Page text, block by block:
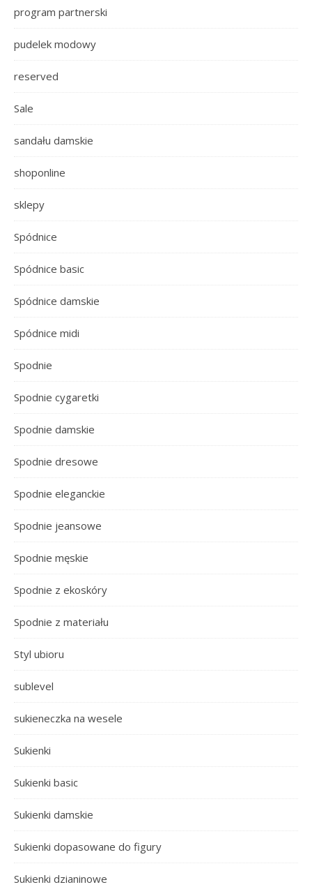
program partnerski
pudelek modowy
reserved
Sale
sandału damskie
shoponline
sklepy
Spódnice
Spódnice basic
Spódnice damskie
Spódnice midi
Spodnie
Spodnie cygaretki
Spodnie damskie
Spodnie dresowe
Spodnie eleganckie
Spodnie jeansowe
Spodnie męskie
Spodnie z ekoskóry
Spodnie z materiału
Styl ubioru
sublevel
sukieneczka na wesele
Sukienki
Sukienki basic
Sukienki damskie
Sukienki dopasowane do figury
Sukienki dzianinowe